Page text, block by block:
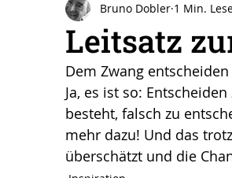
Experten Fachkräfte
scheitern Fehler
Leadership Freude
Leitsatz
Bruno Dobler 1 Min.
Dem Zwang
Ja, es ist so:
besteht, falsch zu
mehr dazu! Und das
überschätzt und die